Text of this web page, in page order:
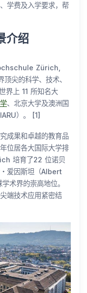
学费及入学要求，帮
介绍
Zürich,
尖的科学、技术、
界上 11 所知名大
、北京大学及澳洲国
）。 [1]
成果和卓越的教育品
位居各大国际大学排
培育了22 位诺贝
爱因斯坦（Albert
术界的崇高地位。
端技术应用紧密结